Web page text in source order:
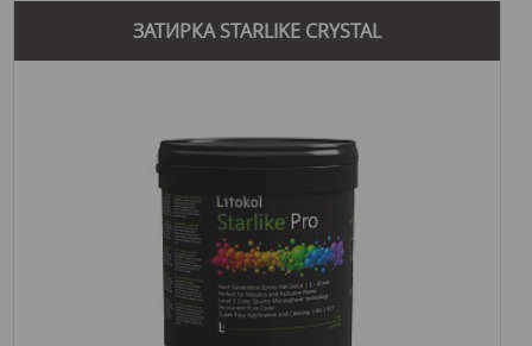
ЗАТИРКА STARLIKE CRYSTAL